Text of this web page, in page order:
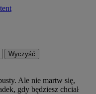
Wyczyść
Ale nie martw się,
gdy będziesz chciał